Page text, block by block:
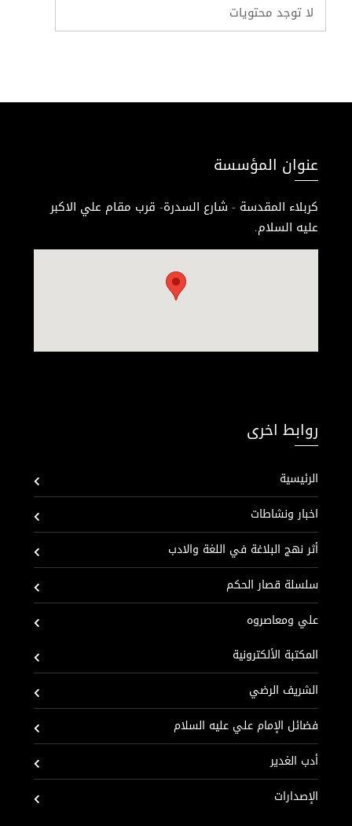
لا توجد محتويات
عنوان المؤسسة
كربلاء المقدسة - شارع السدرة- قرب مقام علي الاكبر
عليه السلام.
روابط اخرى
الرئيسية
اخبار ونشاطات
أثر نهج البلاغة في اللغة والادب
سلسلة قصار الحكم
علي ومعاصروه
المكتبة الألكترونية
الشريف الرضي
فضائل الإمام علي عليه السلام
أدب الغدير
الإصدارات